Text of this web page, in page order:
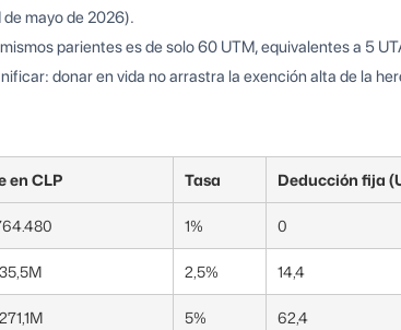
mayo de 2026).
parientes es de solo 60 UTM, equivalentes a 5
donar en vida no arrastra la exención alta de la
en CLP Tasa Deducción fija
1% 0
2,5% 14,4
5% 62,4